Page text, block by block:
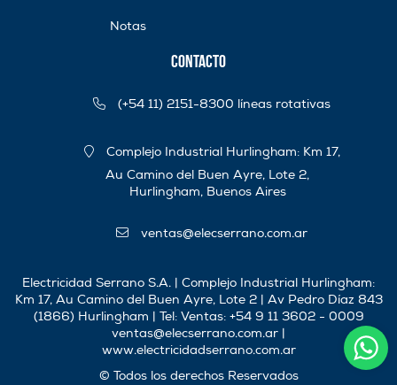
Notas
Contacto
(+54 11) 2151-8300 líneas rotativas
Complejo Industrial Hurlingham: Km 17,
Au Camino del Buen Ayre, Lote 2,
Hurlingham, Buenos Aires
ventas@elecserrano.com.ar
Electricidad Serrano S.A. | Complejo Industrial Hurlingham:
Km 17, Au Camino del Buen Ayre, Lote 2 | Av Pedro Díaz 843
(1866) Hurlingham | Tel: Ventas: +54 9 11 3602 - 0009
ventas@elecserrano.com.ar |
www.electricidadserrano.com.ar
© Todos los derechos Reservados